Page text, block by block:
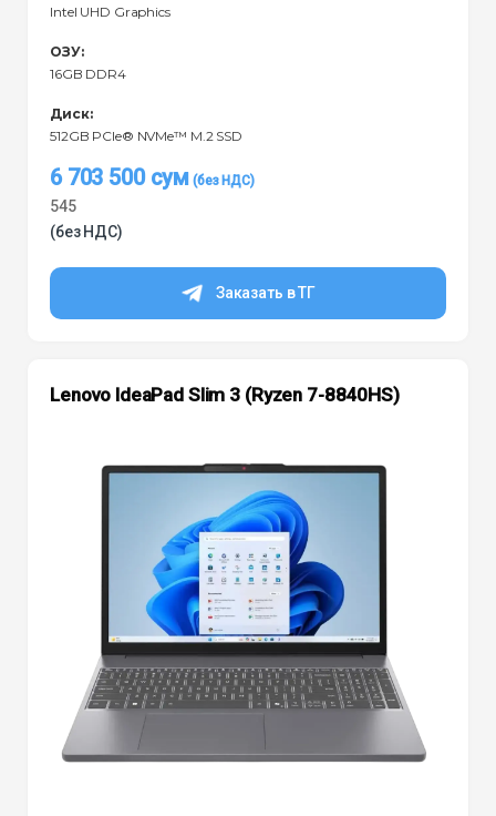
Intel UHD Graphics
ОЗУ:
16GB DDR4
Диск:
512GB PCIe® NVMe™ M.2 SSD
6 703 500 сум
545
(без НДС)
Заказать в ТГ
Lenovo IdeaPad Slim 3 (Ryzen 7-8840HS)